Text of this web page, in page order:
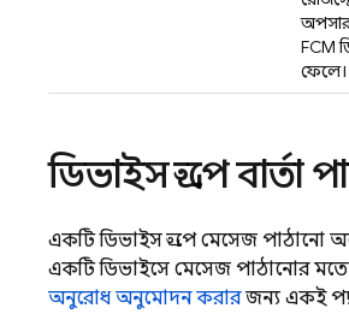
FCM
ফেলে।
ডিভাইস গ্রুপে বার্তা
একটি ডিভাইস গ্রুপে মেসেজ পাঠানো
একটি ডিভাইসে মেসেজ পাঠানোর
অনুরোধ অনুমোদন করারজন্য একই